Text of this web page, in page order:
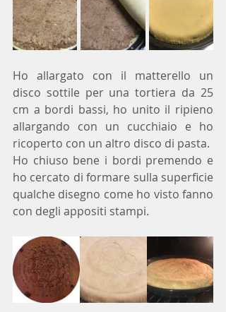
Ho allargato con il matterello un
disco sottile per una tortiera da 25
cm a bordi bassi, ho unito il ripieno
allargando con un cucchiaio e ho
ricoperto con un altro disco di pasta.
Ho chiuso bene i bordi premendo e
ho cercato di formare sulla superficie
qualche disegno come ho visto fanno
con degli appositi stampi.